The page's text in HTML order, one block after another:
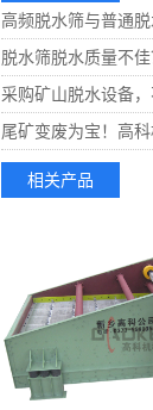
高频脱水筛与普通
脱水筛脱水质量不
采购矿山脱水设备
尾矿变废为宝！高
相关产品